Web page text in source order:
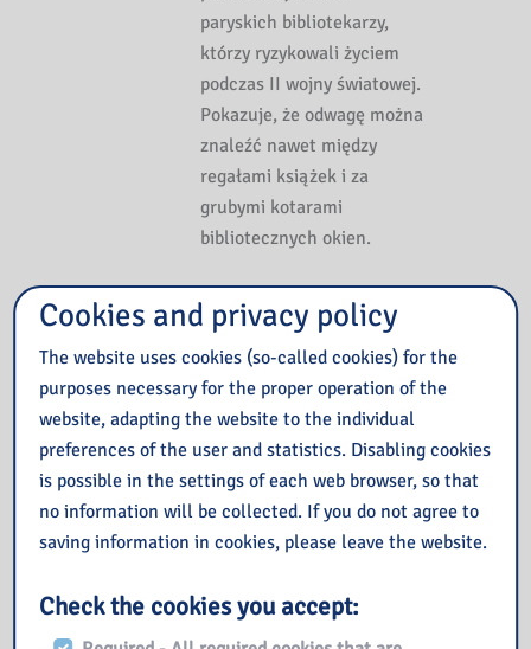
paryskich bibliotekarzy,
którzy ryzykowali życiem
podczas II wojny światowej.
Pokazuje, że odwagę można
znaleźć nawet między
regałami książek i za
grubymi kotarami
bibliotecznych okien.
Książkę znajdziesz TUTAJ:
Cookies and privacy policy
The website uses cookies (so-called cookies) for the
purposes necessary for the proper operation of the
website, adapting the website to the individual
preferences of the user and statistics. Disabling cookies
is possible in the settings of each web browser, so that
no information will be collected. If you do not agree to
saving information in cookies, please leave the website.
Check the cookies you accept: